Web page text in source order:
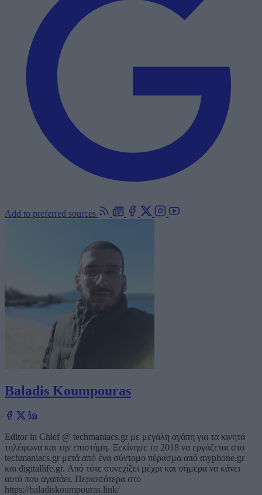
Add to preferred sources
Baladis Koumpouras
Editor in Chief @ techmaniacs.gr με μεγάλη αγάπη για τα κινητά
τηλέφωνα και την επιστήμη. Ξεκίνησε το 2018 να εργάζεται στο
techmaniacs.gr μετά από ένα σύντομο πέρασμα από myphone.gr
και digitallife.gr. Από τότε συνεχίζει μέχρι και σήμερα να κάνει
αυτό που αγαπάει. Περισσότερα στο
https://baladiskoumpouras.link/